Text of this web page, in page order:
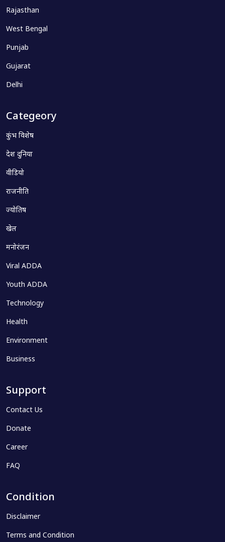
Rajasthan
West Bengal
Punjab
Gujarat
Delhi
Categeory
कुंभ विशेष
देश दुनिया
वीडियो
राजनीति
ज्योतिष
खेल
मनोरंजन
Viral ADDA
Youth ADDA
Technology
Health
Environment
Business
Support
Contact Us
Donate
Career
FAQ
Condition
Disclaimer
Terms and Condition